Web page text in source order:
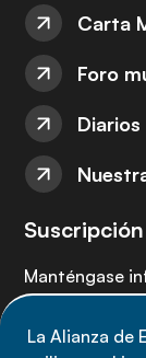
La Alianza de
Carta
Foro
Diarios
Manténgase